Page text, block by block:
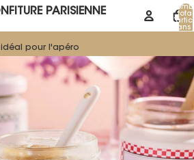
total
dans
pour l'apéro